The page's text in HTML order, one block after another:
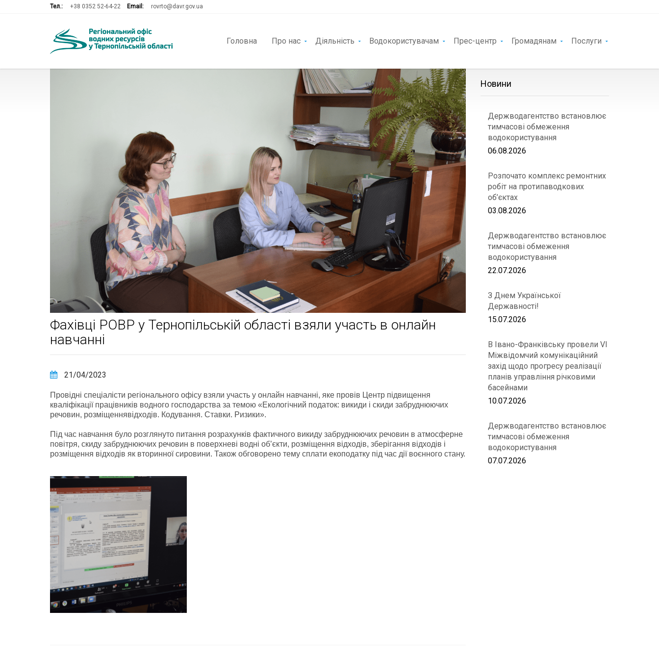
Тел.: +38 0352 52-64-22 Email: rovrto@davr.gov.ua
Головна Про нас Діяльність Водокористувачам Прес-центр Громадянам Послуги
Фахівці РОВР у Тернопільській області взяли участь в онлайн
навчанні
21/04/2023
Провідні спеціалісти регіонального офісу взяли участь у онлайн навчанні, яке провів Центр підвищення
кваліфікації працівників водного господарства за темою «Екологічний податок: викиди і скиди забруднюючих
речовин, розміщеннявідходів. Кодування. Ставки. Ризики».
Під час навчання було розглянуто питання розрахунків фактичного викиду забруднюючих речовин в атмосферне
повітря, скиду забруднюючих речовин в поверхневі водні об’єкти, розміщення відходів, зберігання відходів і
розміщення відходів як вторинної сировини. Також обговорено тему сплати екоподатку під час дії воєнного стану.
Новини
Держводагентство встановлює
тимчасові обмеження
водокористування
06.08.2026
Розпочато комплекс ремонтних
робіт на протипаводкових
об’єктах
03.08.2026
Держводагентство встановлює
тимчасові обмеження
водокористування
22.07.2026
З Днем Української
Державності!
15.07.2026
В Івано-Франківську провели VІ
Міжвідомчий комунікаційний
захід щодо прогресу реалізації
планів управління річковими
басейнами
10.07.2026
Держводагентство встановлює
тимчасові обмеження
водокористування
07.07.2026